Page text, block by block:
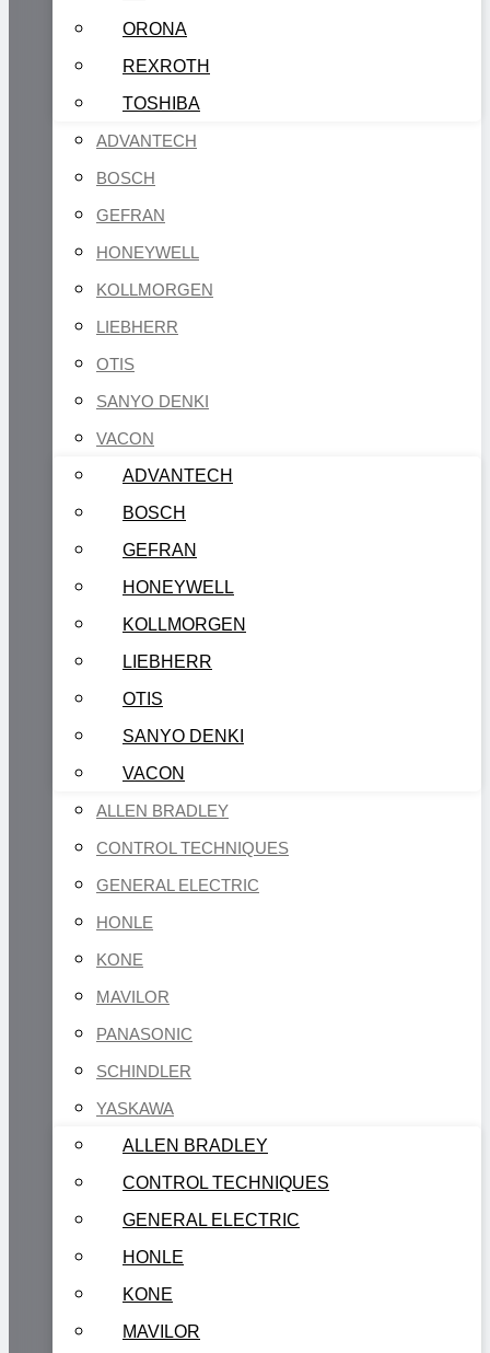
ORONA
REXROTH
TOSHIBA
ADVANTECH
BOSCH
GEFRAN
HONEYWELL
KOLLMORGEN
LIEBHERR
OTIS
SANYO DENKI
VACON
ADVANTECH
BOSCH
GEFRAN
HONEYWELL
KOLLMORGEN
LIEBHERR
OTIS
SANYO DENKI
VACON
ALLEN BRADLEY
CONTROL TECHNIQUES
GENERAL ELECTRIC
HONLE
KONE
MAVILOR
PANASONIC
SCHINDLER
YASKAWA
ALLEN BRADLEY
CONTROL TECHNIQUES
GENERAL ELECTRIC
HONLE
KONE
MAVILOR